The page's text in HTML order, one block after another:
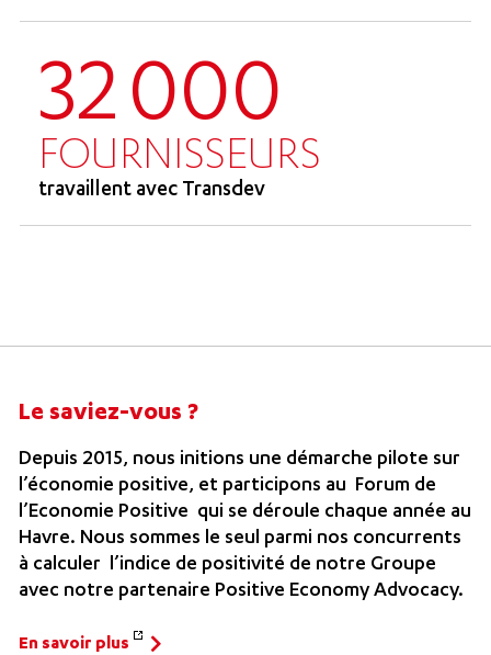
32 000
FOURNISSEURS
travaillent avec Transdev
Le saviez-vous ?
Depuis 2015, nous initions une démarche pilote sur
l’économie positive, et participons au Forum de
l’Economie Positive qui se déroule chaque année au
Havre. Nous sommes le seul parmi nos concurrents
à calculer l’indice de positivité de notre Groupe
avec notre partenaire Positive Economy Advocacy.
En savoir plus